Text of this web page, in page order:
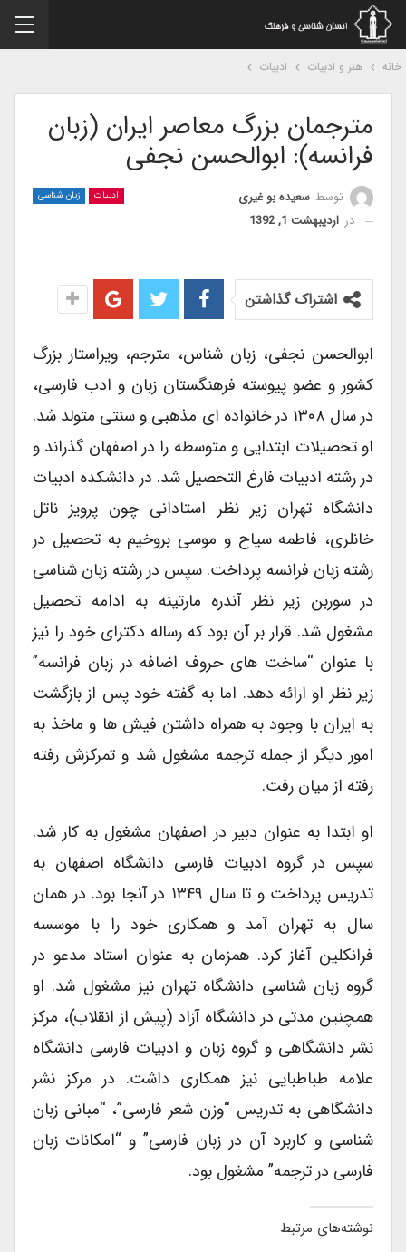
هنر و ادبیات ادبیات
مترجمان بزرگ معاصر ایران (زبان
فرانسه): ابوالحسن نجفی
ادبیات زبان شناسی توسطسعیده بو غیری
دراردیبهشت 1, 1392
اشتراک گذاشتن
ابوالحسن نجفی، زبان شناس، مترجم، ویراستار بزرگ
کشور و عضو پیوسته فرهنگستان زبان و ادب فارسی،
در سال ۱۳۰۸ در خانواده ای مذهبی و سنتی متولد شد.
او تحصیلات ابتدایی و متوسطه را در اصفهان گذراند و
در رشته ادبیات فارغ التحصیل شد. در دانشکده ادبیات
دانشگاه تهران زیر نظر استادانی چون پرویز ناتل
خانلری، فاطمه سیاح و موسی بروخیم به تحصیل در
رشته زبان فرانسه پرداخت. سپس در رشته زبان شناسی
در سوربن زیر نظر آندره مارتینه به ادامه تحصیل
مشغول شد. قرار بر آن بود که رساله دکترای خود را نیز
با عنوان “ساخت های حروف اضافه در زبان فرانسه”
زیر نظر او ارائه دهد. اما به گفته خود پس از بازگشت
به ایران با وجود به همراه داشتن فیش ها و ماخذ به
امور دیگر از جمله ترجمه مشغول شد و تمرکزش رفته
رفته از میان رفت.
او ابتدا به عنوان دبیر در اصفهان مشغول به کار شد.
سپس در گروه ادبیات فارسی دانشگاه اصفهان به
تدریس پرداخت و تا سال ۱۳۴۹ در آنجا بود. در همان
سال به تهران آمد و همکاری خود را با موسسه
فرانکلین آغاز کرد. همزمان به عنوان استاد مدعو در
گروه زبان شناسی دانشگاه تهران نیز مشغول شد. او
همچنین مدتی در دانشگاه آزاد (پیش از انقلاب)، مرکز
نشر دانشگاهی و گروه زبان و ادبیات فارسی دانشگاه
علامه طباطبایی نیز همکاری داشت. در مرکز نشر
دانشگاهی به تدریس “وزن شعر فارسی”، “مبانی زبان
شناسی و کاربرد آن در زبان فارسی” و “امکانات زبان
فارسی در ترجمه” مشغول بود.
نوشته‌های مرتبط